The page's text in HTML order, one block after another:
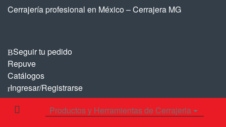
Saltar
Saltar
Cerrajería profesional en México – Cerrajera MG
Seguir tu pedido
Repuve
Catálogos
Ingresar/Registrarse
Productos y Herramientas de Cerrajeria